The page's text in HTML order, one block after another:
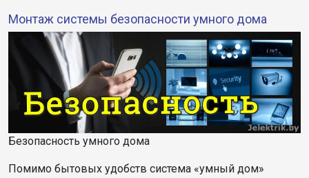
Монтаж системы безопасности умного дома
Безопасность умного дома
Помимо бытовых удобств система «умный дом»